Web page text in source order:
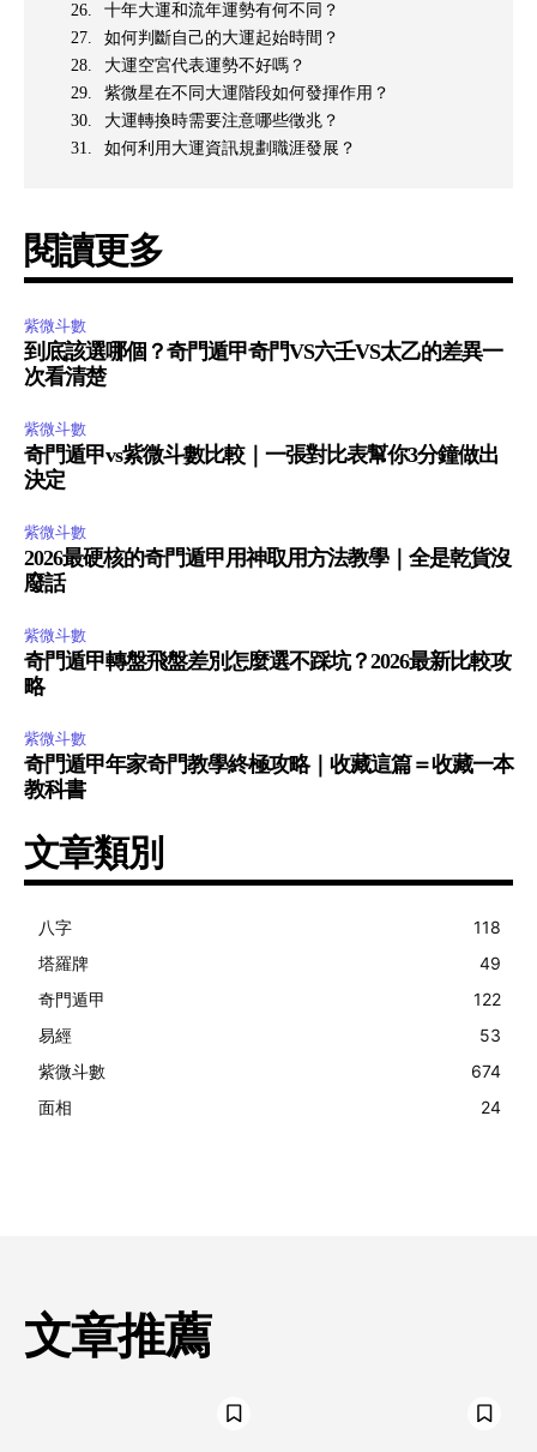
十年大運和流年運勢有何不同？
如何判斷自己的大運起始時間？
大運空宮代表運勢不好嗎？
紫微星在不同大運階段如何發揮作用？
大運轉換時需要注意哪些徵兆？
如何利用大運資訊規劃職涯發展？
閱讀更多
紫微斗數
到底該選哪個？奇門遁甲奇門VS六壬VS太乙的差異一
次看清楚
紫微斗數
奇門遁甲vs紫微斗數比較｜一張對比表幫你3分鐘做出
決定
紫微斗數
2026最硬核的奇門遁甲用神取用方法教學｜全是乾貨沒
廢話
紫微斗數
奇門遁甲轉盤飛盤差別怎麼選不踩坑？2026最新比較攻
略
紫微斗數
奇門遁甲年家奇門教學終極攻略｜收藏這篇＝收藏一本
教科書
文章類別
八字
118
塔羅牌
49
奇門遁甲
122
易經
53
紫微斗數
674
面相
24
文章推薦